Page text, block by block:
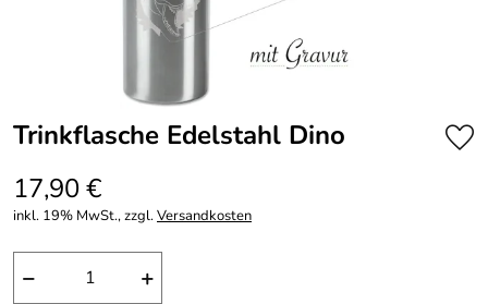
Trinkflasche Edelstahl Dino
17,90 €
inkl. 19% MwSt., zzgl.Versandkosten
− +